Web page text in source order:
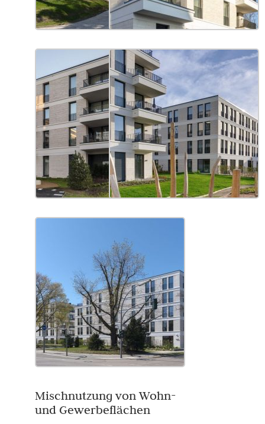
Mischnutzung von Wohn-
und Gewerbeflächen